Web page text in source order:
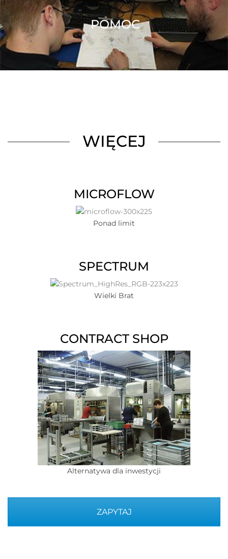
POMOC
WIĘCEJ
MICROFLOW
Ponad limit
SPECTRUM
Wielki Brat
CONTRACT SHOP
Alternatywa dla inwestycji
ZAPYTAJ